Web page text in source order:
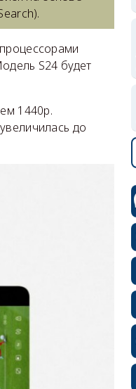
S24 будет
1440p.
до